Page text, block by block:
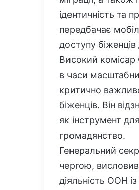
ідентичність та
передбачає
доступу біженців
Високий
в часи
критично
біженців. Він
як інструмент
громадянство.
Генеральний
чергою,
діяльність ООН